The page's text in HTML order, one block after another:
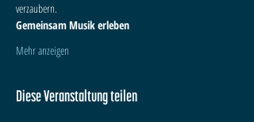
verzaubern.
Gemeinsam Musik erleben
Mehr anzeigen
Diese Veranstaltung teilen